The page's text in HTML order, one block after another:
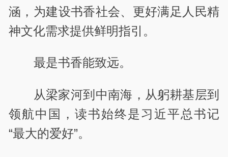
涵，为建设书香社会、更好满足人民精
神文化需求提供鲜明指引。
最是书香能致远。
从梁家河到中南海，从躬耕基层到
领航中国，读书始终是习近平总书记
“最大的爱好”。